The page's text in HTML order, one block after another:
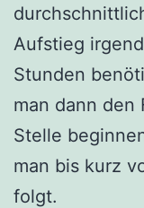
Aufstieg
Stunden
man dann den
Stelle
man bis kurz
folgt.